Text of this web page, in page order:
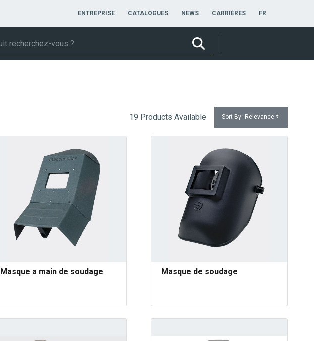
ENTREPRISE CATALOGUES NEWS CARRIÈRES FR
19 Products Available Sort By: Relevance
Masque a main de soudage Masque de soudage